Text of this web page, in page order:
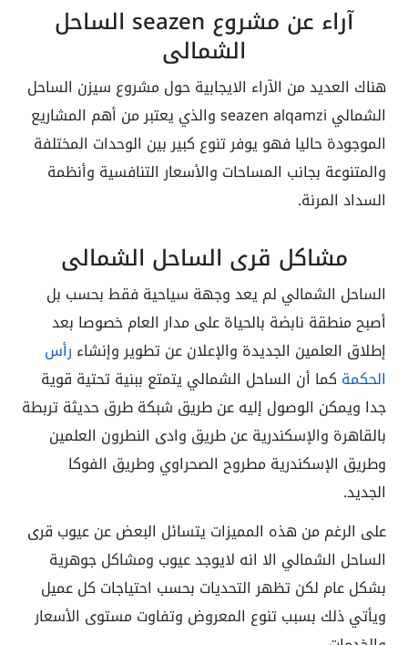
آراء عن مشروع seazen الساحل
الشمالي
هناك العديد من الآراء الايجابية حول مشروع سيزن الساحل
الشمالي seazen alqamzi والذي يعتبر من أهم المشاريع
الموجودة حاليا فهو يوفر تنوع كبير بين الوحدات المختلفة
والمتنوعة بجانب المساحات والأسعار التنافسية وأنظمة
السداد المرنة.
مشاكل قرى الساحل الشمالي
الساحل الشمالي لم يعد وجهة سياحية فقط بحسب بل
أصبح منطقة نابضة بالحياة على مدار العام خصوصا بعد
إطلاق العلمين الجديدة والإعلان عن تطوير وإنشاء رأس
الحكمة كما أن الساحل الشمالي يتمتع ببنية تحتية قوية
جدا ويمكن الوصول إليه عن طريق شبكة طرق حديثة تربطة
بالقاهرة والإسكندرية عن طريق وادى النطرون العلمين
وطريق الإسكندرية مطروح الصحراوي وطريق الفوكا
الجديد.
على الرغم من هذه المميزات يتسائل البعض عن عيوب قرى
الساحل الشمالي الا انه لايوجد عيوب ومشاكل جوهرية
بشكل عام لكن تظهر التحديات بحسب احتياجات كل عميل
ويأتي ذلك بسبب تنوع المعروض وتفاوت مستوى الأسعار